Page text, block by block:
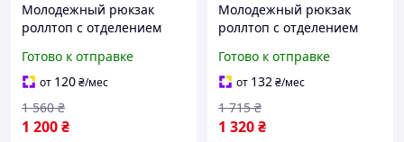
Молодежный рюкзак
роллтоп с отделением
Черный (21570321539)
Готово к отправке
от 120₴/мес
1 200₴
1 560 ₴
Молодежный рюкзак
роллтоп с отделением
Камуфляж (21620321539)
Готово к отправке
от 132₴/мес
1 320₴
1 715 ₴